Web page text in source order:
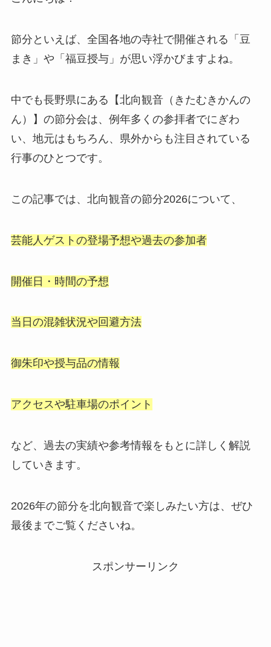
節分といえば、全国各地の寺社で開催される「豆
まき」や「福豆授与」が思い浮かびますよね。
中でも長野県にある【北向観音（きたむきかんの
ん）】の節分会は、例年多くの参拝者でにぎわ
い、地元はもちろん、県外からも注目されている
行事のひとつです。
この記事では、北向観音の節分2026について、
芸能人ゲストの登場予想や過去の参加者
開催日・時間の予想
当日の混雑状況や回避方法
御朱印や授与品の情報
アクセスや駐車場のポイント
など、過去の実績や参考情報をもとに詳しく解説
していきます。
2026年の節分を北向観音で楽しみたい方は、ぜひ
最後までご覧くださいね。
スポンサーリンク